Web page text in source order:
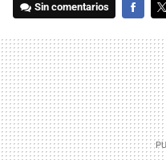
Sin comentarios